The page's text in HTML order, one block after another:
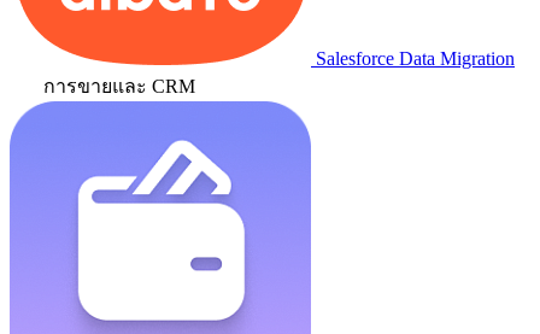
Salesforce Data Migration
การขายและ CRM